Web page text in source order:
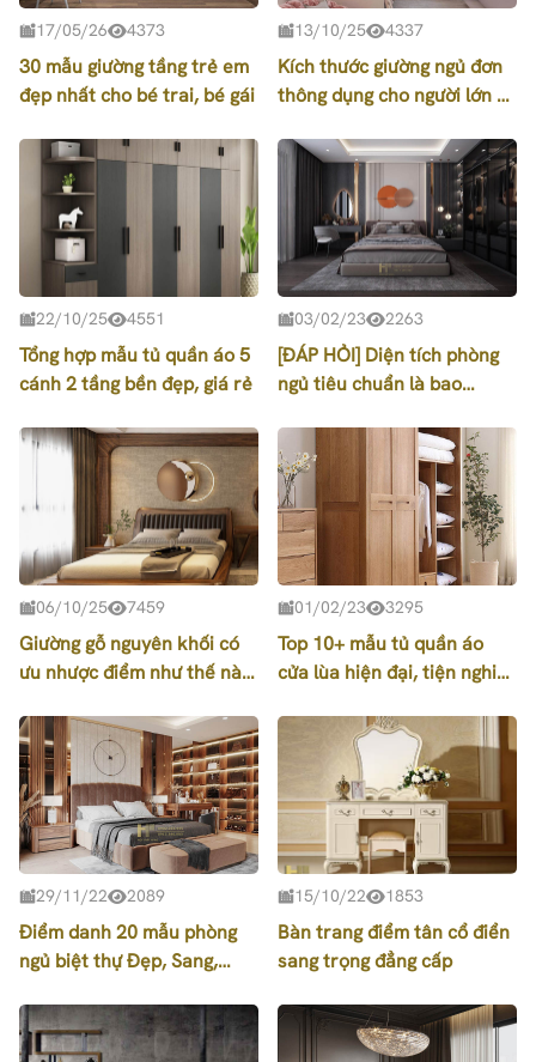
17/05/26 4373
30 mẫu giường tầng trẻ em
đẹp nhất cho bé trai, bé gái
13/10/25 4337
Kích thước giường ngủ đơn
thông dụng cho người lớn &
22/10/25 4551
Tổng hợp mẫu tủ quần áo 5
cánh 2 tầng bền đẹp, giá rẻ
03/02/23 2263
[ĐÁP HỎI] Diện tích phòng
ngủ tiêu chuẩn là bao
diện tích đẹp, tiện nghi
06/10/25 7459
Giường gỗ nguyên khối có
ưu nhược điểm như thế nào
nào!
01/02/23 3295
Top 10+ mẫu tủ quần áo
cửa lùa hiện đại, tiện nghi
29/11/22 2089
Điểm danh 20 mẫu phòng
ngủ biệt thự Đẹp, Sang,
đầu tiên
15/10/22 1853
Bàn trang điểm tân cổ điển
sang trọng đẳng cấp